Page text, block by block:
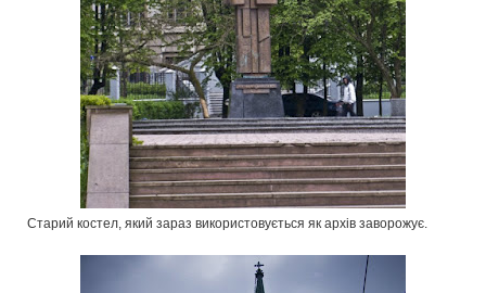
Старий костел, який зараз використовується як архів заворожує.